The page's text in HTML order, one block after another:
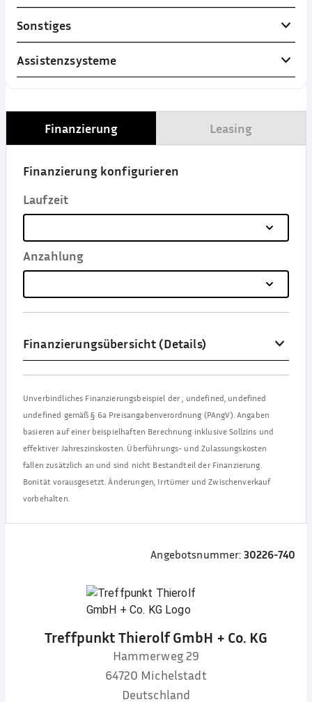
Sonstiges
Assistenzsysteme
Finanzierung Leasing
Finanzierung konfigurieren
Laufzeit
Anzahlung
Finanzierungsübersicht (Details)
Unverbindliches Finanzierungsbeispiel der, undefined, undefined
undefined gemäß § 6a Preisangabenverordnung (PAngV). Angaben
basieren auf einer beispielhaften Berechnung inklusive Sollzins und
effektiver Jahreszinskosten. Überführungs- und Zulassungskosten
fallen zusätzlich an und sind nicht Bestandteil der Finanzierung.
Bonität vorausgesetzt. Änderungen, Irrtümer und Zwischenverkauf
vorbehalten.
Angebotsnummer: 30226-740
Treffpunkt Thierolf GmbH + Co. KG
Hammerweg 29
64720 Michelstadt
Deutschland